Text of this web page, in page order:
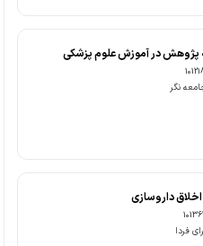
پژوهش در آموزش علوم پزشکی
نگر
داروسازی
فردا